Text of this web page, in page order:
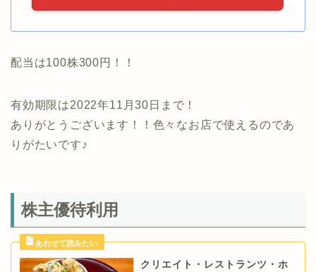
配当は100株300円！！
有効期限は2022年11月30日まで！
ありがとうございます！！色々なお店で使えるのであ
りがたいです♪
株主優待利用
クリエイト・レストランツ・ホ